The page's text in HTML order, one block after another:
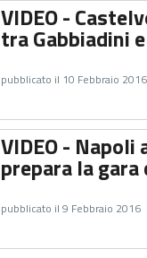
VIDEO -
tra Gabbiadini
pubblicato il 10 Febbraio 2016
VIDEO -
prepara la gara
pubblicato il 9 Febbraio 2016